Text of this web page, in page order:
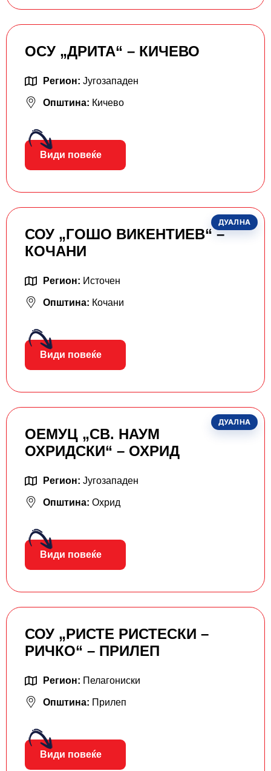
ОСУ „ДРИТА“ – КИЧЕВО
Регион: Југозападен
Општина: Кичево
Види повеќе
ДУАЛНА
СОУ „ГОШО ВИКЕНТИЕВ“ –
КОЧАНИ
Регион: Источен
Општина: Кочани
Види повеќе
ДУАЛНА
ОЕМУЦ „СВ. НАУМ
ОХРИДСКИ“ – ОХРИД
Регион: Југозападен
Општина: Охрид
Види повеќе
СОУ „РИСТЕ РИСТЕСКИ –
РИЧКО“ – ПРИЛЕП
Регион: Пелагониски
Општина: Прилеп
Види повеќе